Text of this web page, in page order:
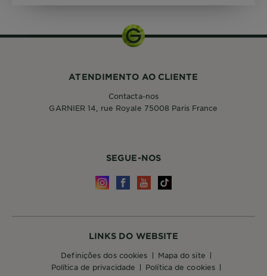
LINKS DO WEBSITE
definições dos cookies
mapa do site
política de privacidade
política de cookies
SEGUE-NOS
ATENDIMENTO AO CLIENTE
Contacta-nos
GARNIER 14, rue Royale 75008 Paris France